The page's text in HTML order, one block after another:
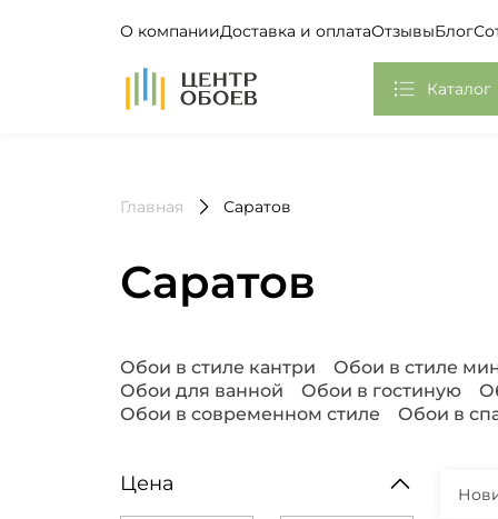
О компанииДоставка и оплатаОтзывыБлог
На Главную
Каталог
Фотообои, Панно
Европласт
Плинтус потолочный
Самоклеющаяся пленка
Главная Саратов
Саратов
Популярные запросы
Обои в стиле кантри Обои в стиле
Обои для ванной
Обои в гостиную
Обои в современном стиле
Обои в
Цена